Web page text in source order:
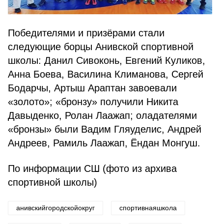
Победителями и призёрами стали
следующие борцы Анивской спортивной
школы: Данил Сивоконь, Евгений Куликов,
Анна Боева, Василина Климанова, Сергей
Бодарчы, Артыш Араптан завоевали
«золото»; «бронзу» получили Никита
Давыденко, Ролан Лаажап; оладателями
«бронзы» были Вадим Гляуделис, Андрей
Андреев, Рамиль Лаажап, Ёндан Монгуш.
По информации СШ (фото из архива
спортивной школы)
анивскийгородскойокруг спортивнаяшкола